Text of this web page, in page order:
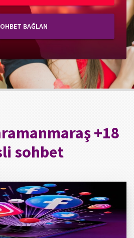
BAĞLAN
+18
sohbet